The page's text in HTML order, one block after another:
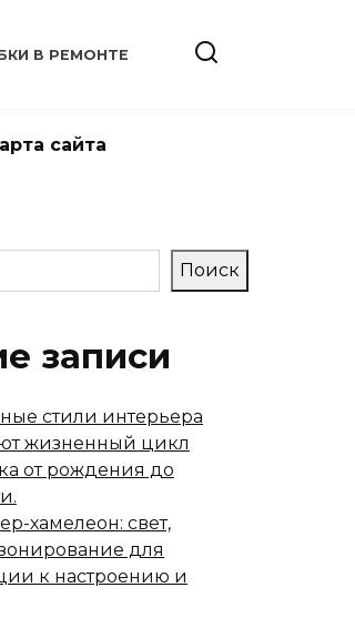
В РЕМОНТЕ
сайта
Поиск
записи
стили интерьера
жизненный цикл
от рождения до
хамелеон: свет,
для
к настроению и